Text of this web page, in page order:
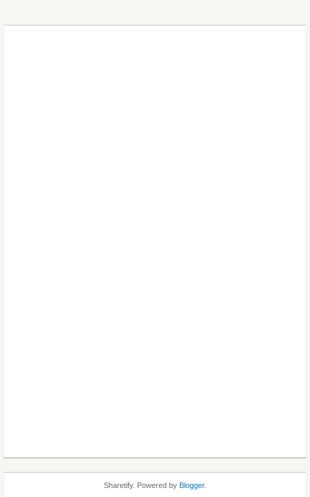
Sharetify. Powered by Blogger.